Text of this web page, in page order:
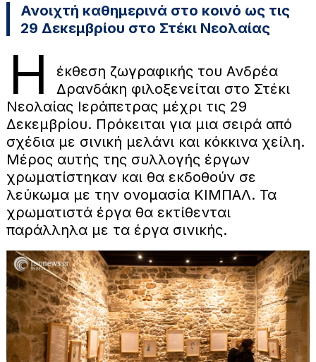
Ανοιχτή καθημερινά στο κοινό ως τις
29 Δεκεμβρίου στο Στέκι Νεολαίας
Η
έκθεση ζωγραφικής του Ανδρέα
Δρανδάκη φιλοξενείται στο Στέκι
Νεολαίας Ιεράπετρας μέχρι τις 29
Δεκεμβρίου. Πρόκειται για μια σειρά από
σχέδια με σινική μελάνι και κόκκινα χείλη.
Μέρος αυτής της συλλογής έργων
χρωματίστηκαν και θα εκδοθούν σε
λεύκωμα με την ονομασία ΚΙΜΠΑΛ. Τα
χρωματιστά έργα θα εκτίθενται
παράλληλα με τα έργα σινικής.